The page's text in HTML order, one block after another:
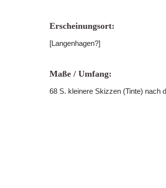
Erscheinungsort:
[Langenhagen?]
Maße / Umfang:
68 S. kleinere Skizzen (Tinte) nach